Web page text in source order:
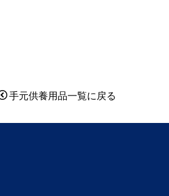
手元供養用品一覧に戻る